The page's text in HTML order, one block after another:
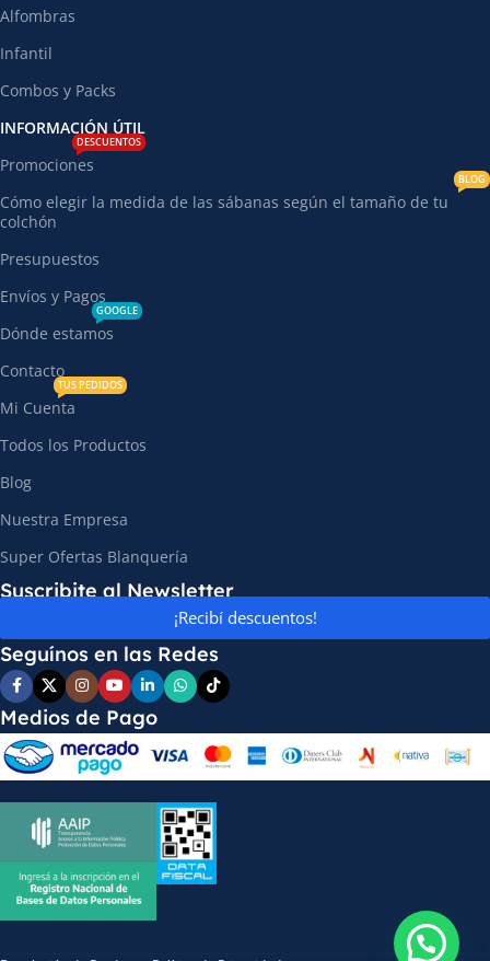
Alfombras
Infantil
Combos y Packs
INFORMACIÓN ÚTIL
Promociones
DESCUENTOS
Cómo elegir la medida de las sábanas según el tamaño de tu
colchón
BLOG
Presupuestos
Envíos y Pagos
Dónde estamos
GOOGLE
Contacto
Mi Cuenta
TUS PEDIDOS
Todos los Productos
Blog
Nuestra Empresa
Super Ofertas Blanquería
Suscribite al Newsletter
¡Recibí descuentos!
Seguínos en las Redes
Medios de Pago